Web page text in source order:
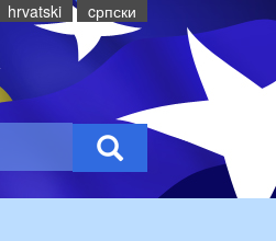
hrvatski cрпски